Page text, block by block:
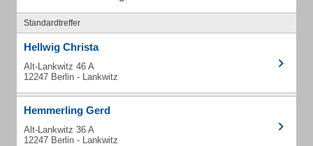
Standardtreffer
Hellwig Christa
Alt-Lankwitz 46 A
12247 Berlin - Lankwitz
Hemmerling Gerd
Alt-Lankwitz 36 A
12247 Berlin - Lankwitz